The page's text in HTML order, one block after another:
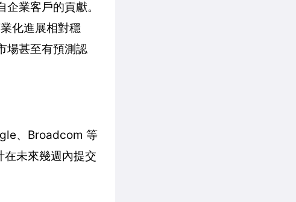
業客戶的貢獻。
化進展相對穩
場甚至有預測認
、Broadcom 等
未來幾週內提交